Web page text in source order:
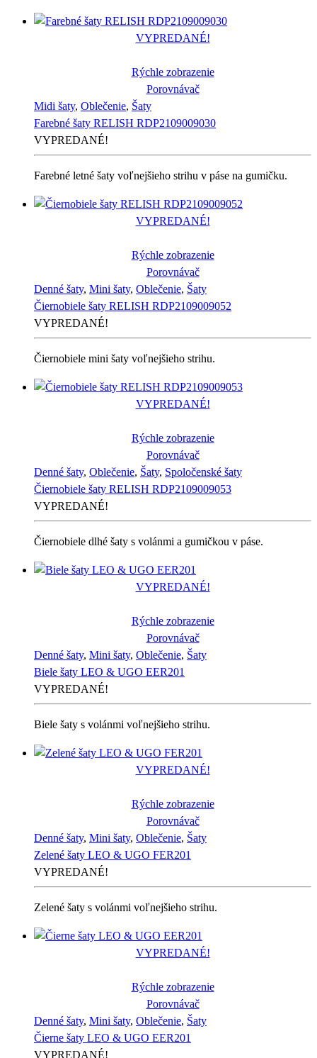
VYPREDANÉ!
Rýchle zobrazenie
Porovnávač
Midi šaty, Oblečenie, Šaty
Farebné šaty RELISH RDP2109009030
VYPREDANÉ!
Farebné letné šaty voľnejšieho strihu v páse na gumičku.
VYPREDANÉ!
Rýchle zobrazenie
Porovnávač
Denné šaty, Mini šaty, Oblečenie, Šaty
Čiernobiele šaty RELISH RDP2109009052
VYPREDANÉ!
Čiernobiele mini šaty voľnejšieho strihu.
VYPREDANÉ!
Rýchle zobrazenie
Porovnávač
Denné šaty, Oblečenie, Šaty, Spoločenské šaty
Čiernobiele šaty RELISH RDP2109009053
VYPREDANÉ!
Čiernobiele dlhé šaty s volánmi a gumičkou v páse.
VYPREDANÉ!
Rýchle zobrazenie
Porovnávač
Denné šaty, Mini šaty, Oblečenie, Šaty
Biele šaty LEO & UGO EER201
VYPREDANÉ!
Biele šaty s volánmi voľnejšieho strihu.
VYPREDANÉ!
Rýchle zobrazenie
Porovnávač
Denné šaty, Mini šaty, Oblečenie, Šaty
Zelené šaty LEO & UGO FER201
VYPREDANÉ!
Zelené šaty s volánmi voľnejšieho strihu.
VYPREDANÉ!
Rýchle zobrazenie
Porovnávač
Denné šaty, Mini šaty, Oblečenie, Šaty
Čierne šaty LEO & UGO EER201
VYPREDANÉ!